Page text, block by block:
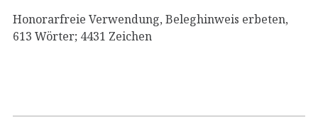
Honorarfreie Verwendung, Beleghinweis erbeten,
613 Wörter; 4431 Zeichen